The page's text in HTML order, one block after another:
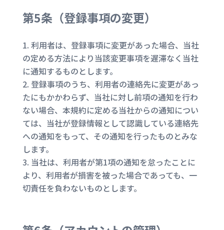
第5条（登録事項の変更）
利用者は、登録事項に変更があった場合、当社
の定める方法により当該変更事項を遅滞なく当社
に通知するものとします。
登録事項のうち、利用者の連絡先に変更があっ
たにもかかわらず、当社に対し前項の通知を行わ
ない場合、本規約に定める当社からの通知につい
ては、当社が登録情報として認識している連絡先
への通知をもって、その通知を行ったものとみな
します。
当社は、利用者が第1項の通知を怠ったことに
より、利用者が損害を被った場合であっても、一
切責任を負わないものとします。